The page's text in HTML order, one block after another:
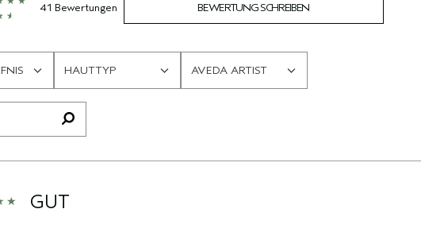
41 Bewertungen BEWERTUNG SCHREIBEN
HAUTTYP
DER
BEWERTETEN
AUFGESCHLÜSSELT
AVEDA ARTIST
BEWERTETEN
GUT